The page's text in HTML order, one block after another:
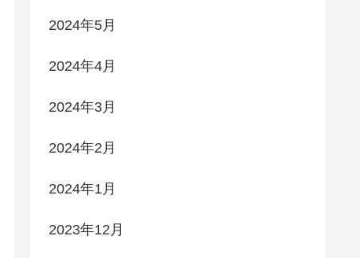
2024年5月
2024年4月
2024年3月
2024年2月
2024年1月
2023年12月